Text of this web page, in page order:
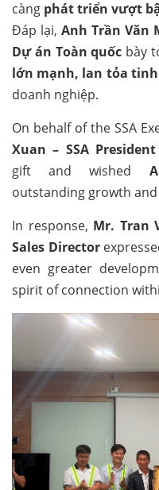
càng phát triển vượt
Đáp lại, Anh Trần Văn
Dự án Toàn quốc bày
lớn mạnh, lan tỏa
doanh nghiệp.
On behalf of the SSA
Xuan – SSA President
gift and wished
outstanding growth
In response, Mr. Tran
Sales Director
even greater
spirit of connection